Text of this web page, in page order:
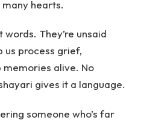
hearts.
They’re unsaid
us process grief,
alive. No
gives it a language.
someone who’s far